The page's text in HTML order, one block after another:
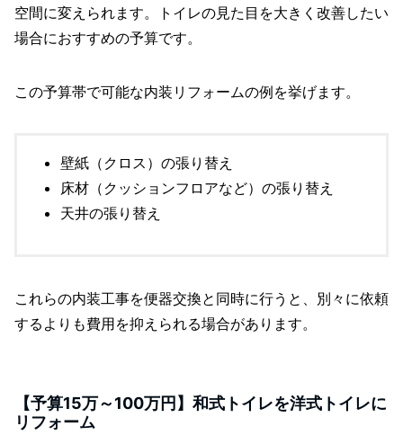
空間に変えられます。トイレの見た目を大きく改善したい
場合におすすめの予算です。
この予算帯で可能な内装リフォームの例を挙げます。
壁紙（クロス）の張り替え
床材（クッションフロアなど）の張り替え
天井の張り替え
これらの内装工事を便器交換と同時に行うと、別々に依頼
するよりも費用を抑えられる場合があります。
【予算15万～100万円】和式トイレを洋式トイレに
リフォーム